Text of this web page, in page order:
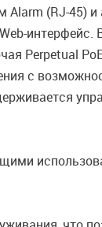
(RJ-45)
Perpetual
с